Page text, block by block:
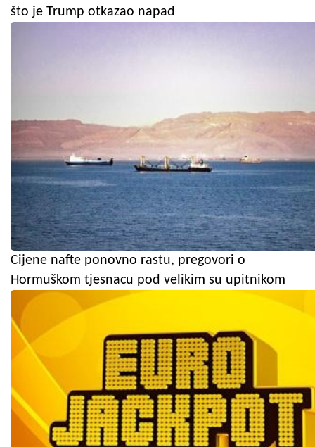
što je Trump otkazao napad
Cijene nafte ponovno rastu, pregovori o
Hormuškom tjesnacu pod velikim su upitnikom